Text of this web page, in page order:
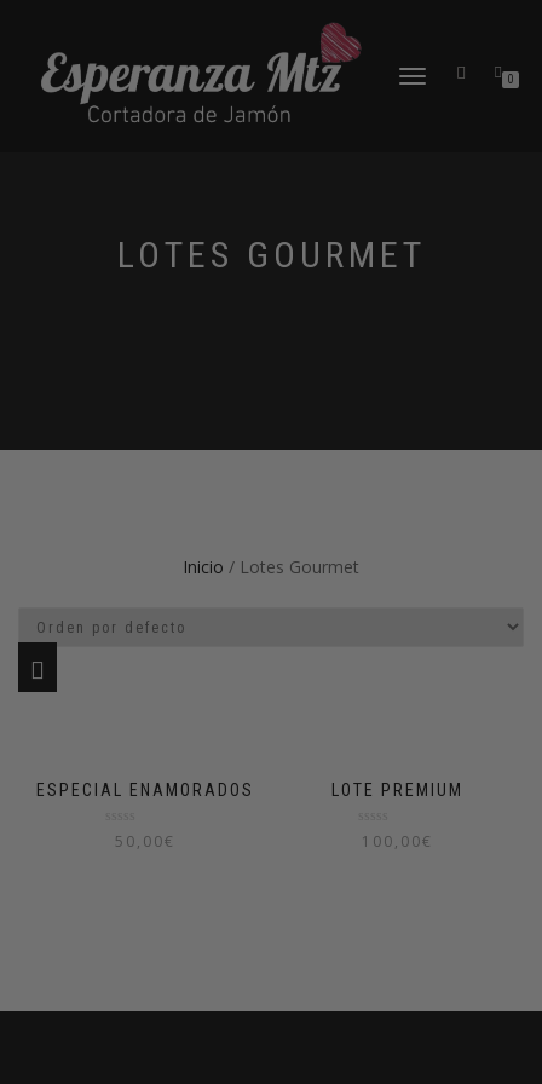
CAMBIAR
0
LOTES GOURMET
Inicio / Lotes Gourmet
ESPECIAL ENAMORADOS
Valorado
en50,00€
LOTE PREMIUM
Valorado
en
100,00€